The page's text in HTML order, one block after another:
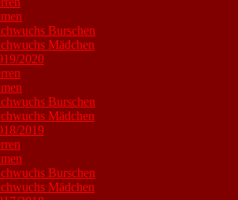
Burschen
Mädchen
2020
Burschen
Mädchen
2019
Burschen
Mädchen